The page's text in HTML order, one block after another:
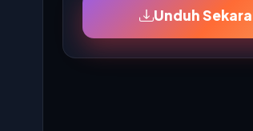
Unduh